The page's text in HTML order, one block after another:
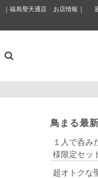
｜福島聖天通店 お店情報｜
鳥まる最
１人で呑み
様限定セッ
超オトクな